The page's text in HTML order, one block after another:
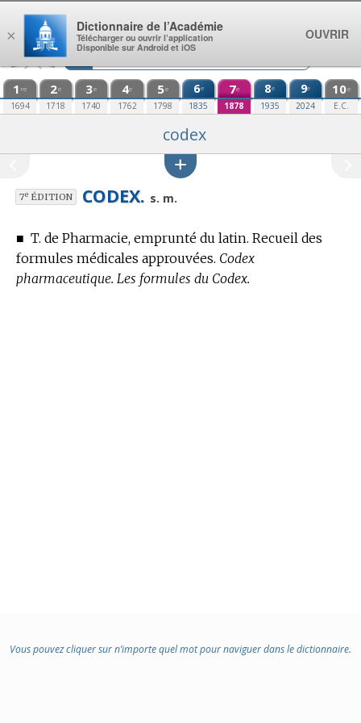
Aller au contenu
1 re
1694
2e
1718
3e
1740
4e
1762
5e
1798
6e
1835
7e
1878
8e
1935
9e
2024
10e
E.C.
codex
7eÉDITION CODEX. s. m.
■ T. de Pharmacie, emprunté du latin. Recueil des
formules médicales approuvées. Codex
pharmaceutique. Les formules du Codex.
Vous pouvez cliquer sur n’importe quel mot pour naviguer dans le dictionnaire.
×
Dictionnaire de l’Académie
Télécharger ou ouvrir l’application
Disponible sur Android et iOS
OUVRIR